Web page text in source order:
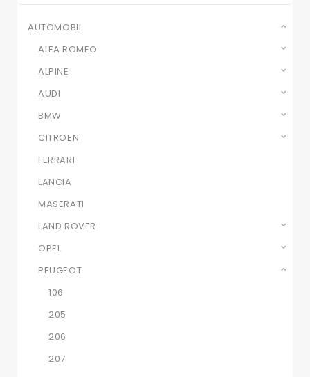
AUTOMOBIL
ALFA ROMEO
ALPINE
AUDI
BMW
CITROEN
FERRARI
LANCIA
MASERATI
LAND ROVER
OPEL
PEUGEOT
106
205
206
207